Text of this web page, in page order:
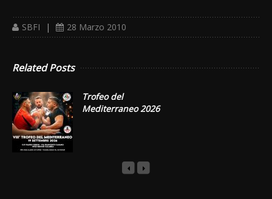
SBFI | 28 Marzo 2010
Related Posts
Trofeo del
Mediterraneo 2026